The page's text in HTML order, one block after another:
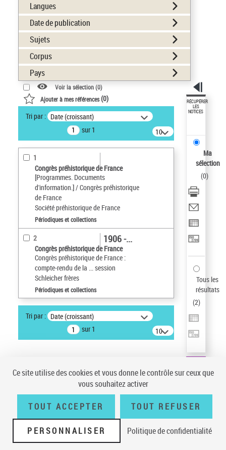
Langues
Date de publication
Sujets
Corpus
Pays
Voir la sélection (0)
Ajouter à mes références(0)
Tri par : Date (croissant)
sur 1
10
résultats/page
1
Congrès préhistorique de France
[Programmes. Documents
d'information.] / Congrès préhistorique
de France
Société préhistorique de France
Périodiques et collections
2
Congrès préhistorique de France
Congrès préhistorique de France :
compte-rendu de la ... session
Schleicher frères
1906 -...
Périodiques et collections
Tri par : Date (croissant)
sur 1
10
résultats/page
RÉCUPÉRER
LES
NOTICES
Ma
sélection
(0)
Tous les
résultats
(2)
Conditions générales d'utilisation | A propos | Plan du site |
Écrire à la
BnF | Accessibilité (non conforme) | V 23.1.0
Ce site utilise des cookies et vous donne le contrôle sur ceux que
vous souhaitez activer
TOUT ACCEPTER TOUT REFUSER
PERSONNALISER Politique de confidentialité